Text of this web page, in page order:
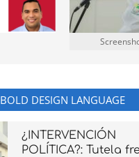
BOLD DESIGN LANGUAGE
¿INTERVENCIÓN
POLÍTICA?: Tutela